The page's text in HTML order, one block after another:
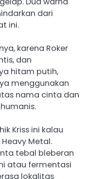
dari
ini.
karena Roker
dan
hitam putih,
menggunakan
nama cinta dan
Kriss ini kalau
Metal.
tebal bleberan
atau fermentasi
lokalitas